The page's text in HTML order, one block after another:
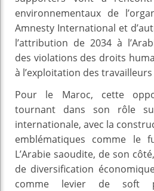
environnementaux de
Amnesty International et
l’attribution de 2034 à
des violations des droits
à l’exploitation des
Pour le Maroc, cette
tournant dans son rôle
internationale, avec la
emblématiques comme le
L’Arabie saoudite, de son
de diversification
comme levier de soft